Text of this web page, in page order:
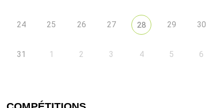
24 25 26 27 28 29 30
31 1 2 3 4 5 6